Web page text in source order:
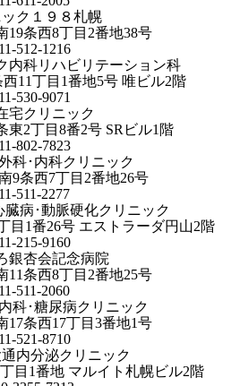
ク１９８札幌
19条西8丁目2番地38号
512-1216
内科リハビリテーション科
11丁目1番地5号 唯ビル2階
530-9071
宅クリニック
東2丁目8番2号 SRビル1階
802-7823
科･内科クリニック
9条西7丁目2番地26号
511-2277
臓病･動脈硬化クリニック
目1番26号 エストラーダ円山2階
215-9160
銀杏会記念病院
11条西8丁目2番地25号
511-2060
科･糖尿病クリニック
17条西17丁目3番地1号
521-8710
内分泌クリニック
目1番地 マルイト札幌ビル2階